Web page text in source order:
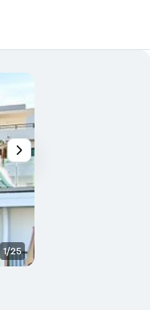
1/25